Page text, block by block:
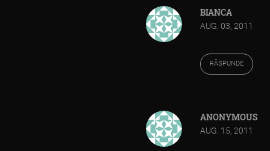
BIANCA
AUG. 03, 2011
RĂSPUNDE
ANONYMOUS
AUG. 15, 2011